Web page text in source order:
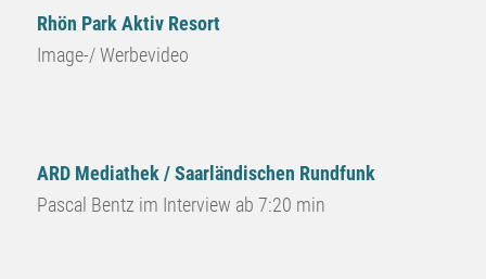
Rhön Park Aktiv Resort
Image-/ Werbevideo
ARD Mediathek / Saarländischen Rundfunk
Pascal Bentz im Interview ab 7:20 min